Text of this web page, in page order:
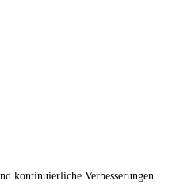
kontinuierliche Verbesserungen